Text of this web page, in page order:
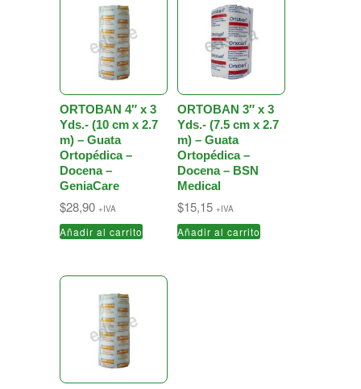
ORTOBAN 4″ x 3
Yds.- (10 cm x 2.7
m) – Guata
Ortopédica –
Docena –
GeniaCare
$28,90 +IVA
Añadir al carrito
ORTOBAN 3″ x 3
Yds.- (7.5 cm x 2.7
m) – Guata
Ortopédica –
Docena – BSN
Medical
$15,15 +IVA
Añadir al carrito